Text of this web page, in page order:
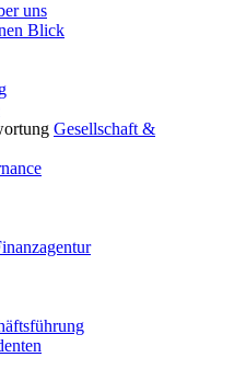
uns
Blick
Gesellschaft &